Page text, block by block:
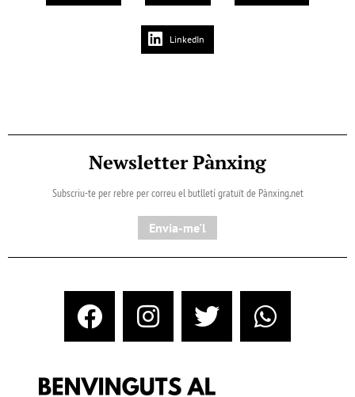
LinkedIn
Newsletter Pànxing
Subscriu-te per rebre per correu el butlletí gratuït de Pànxing.net​
Envia-me'l